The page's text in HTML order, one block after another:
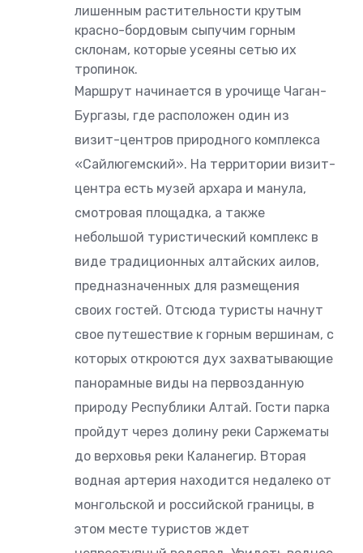
лишенным растительности крутым
красно-бордовым сыпучим горным
склонам, которые усеяны сетью их
тропинок.
Маршрут начинается в урочище Чаган-
Бургазы, где расположен один из
визит-центров природного комплекса
«Сайлюгемский». На территории визит-
центра есть музей архара и манула,
смотровая площадка, а также
небольшой туристический комплекс в
виде традиционных алтайских аилов,
предназначенных для размещения
своих гостей. Отсюда туристы начнут
свое путешествие к горным вершинам, с
которых откроются дух захватывающие
панорамные виды на первозданную
природу Республики Алтай. Гости парка
пройдут через долину реки Саржематы
до верховья реки Каланегир. Вторая
водная артерия находится недалеко от
монгольской и российской границы, в
этом месте туристов ждет